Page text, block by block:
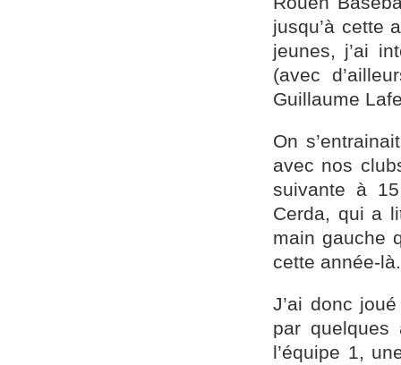
jusqu’à cette
jeunes, j’ai
(avec
Guillaume
On
avec nos
suivante à
Cerda, qui a
main gauche
cette année-là.
J’ai donc
par quelques
l’équipe 1,